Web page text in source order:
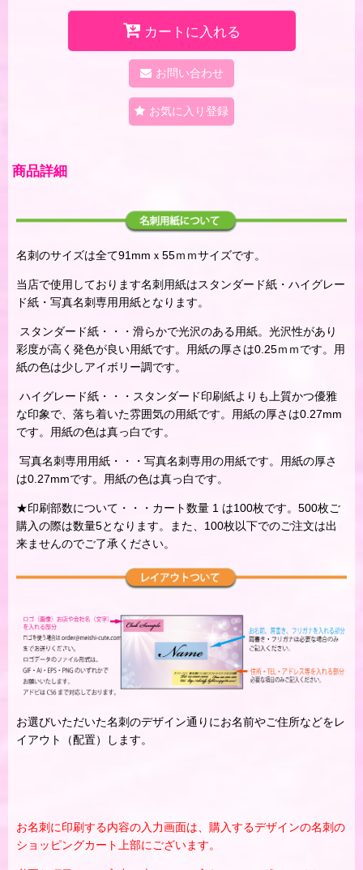
カートに入れる
お問い合わせ
お気に入り登録
商品詳細
名刺のサイズは全て91mmｘ55ｍｍサイズです。
当店で使用しております名刺用紙はスタンダード紙・ハイグレー
ド紙・写真名刺専用用紙となります。
スタンダード紙・・・滑らかで光沢のある用紙。光沢性があり
彩度が高く発色が良い用紙です。用紙の厚さは0.25ｍｍです。用
紙の色は少しアイボリー調です。
ハイグレード紙・・・スタンダード印刷紙よりも上質かつ優雅
な印象で、落ち着いた雰囲気の用紙です。用紙の厚さは0.27mm
です。用紙の色は真っ白です。
写真名刺専用用紙・・・写真名刺専用の用紙です。用紙の厚さ
は0.27mmです。用紙の色は真っ白です。
★印刷部数について・・・カート数量 1 は100枚です。500枚ご
購入の際は数量5となります。また、100枚以下でのご注文は出
来ませんのでご了承ください。
お選びいただいた名刺のデザイン通りにお名前やご住所などをレ
イアウト（配置）します。
お名刺に印刷する内容の入力画面は、購入するデザインの名刺の
ショッピングカート上部にございます。